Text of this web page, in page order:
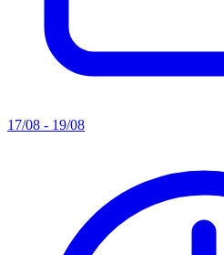
17/08 - 19/08